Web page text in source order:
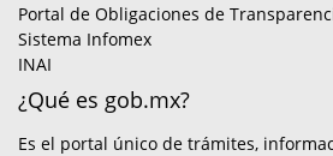
Portal de Obligaciones de
Sistema Infomex
INAI
¿Qué es gob.mx?
Es el portal único de trámites,